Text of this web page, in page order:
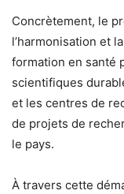
Concrètement, le
l’harmonisation et
formation en santé
scientifiques
et les centres de
de projets de
le pays.
À travers cette